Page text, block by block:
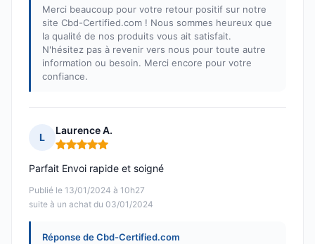
Merci beaucoup pour votre retour positif sur notre
site Cbd-Certified.com ! Nous sommes heureux que
la qualité de nos produits vous ait satisfait.
N'hésitez pas à revenir vers nous pour toute autre
information ou besoin. Merci encore pour votre
confiance.
L
Laurence A.
Note : 5 sur 5
Publié le 13/01/2024 à 10h27
suite à un achat du 03/01/2024
Parfait Envoi rapide et soigné
Réponse de Cbd-Certified.com